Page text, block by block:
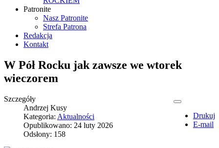
Patronite
Nasz Patronite
Strefa Patrona
Redakcja
Kontakt
W Pół Rocku jak zawsze we wtorek
wieczorem
Drukuj
E-mail
Szczegóły
Andrzej Kusy
Kategoria: Aktualności
Opublikowano: 24 luty 2026
Odsłony: 158